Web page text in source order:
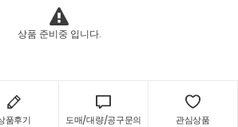
상품 준비중 입니다.
품후기 도매/대량/공구문의 관심상품